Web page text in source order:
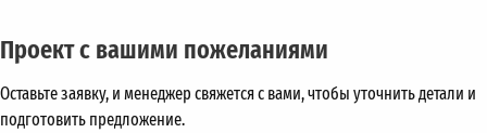
Проект с вашими пожеланиями
Оставьте заявку, и менеджер свяжется с вами, чтобы уточнить детали и
подготовить предложение.